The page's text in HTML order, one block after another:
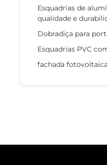
Esquadrias de
qualidade e
Dobradiça para
Esquadrias PVC
fachada